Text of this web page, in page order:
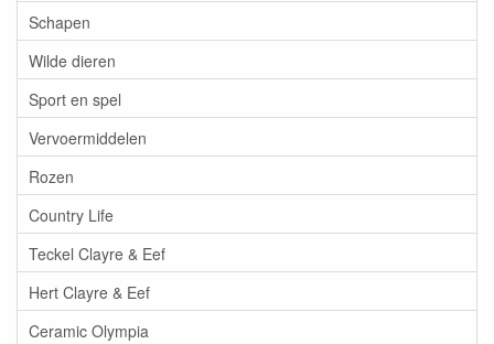
Schapen
Wilde dieren
Sport en spel
Vervoermiddelen
Rozen
Country Life
Teckel Clayre & Eef
Hert Clayre & Eef
Ceramic Olympia